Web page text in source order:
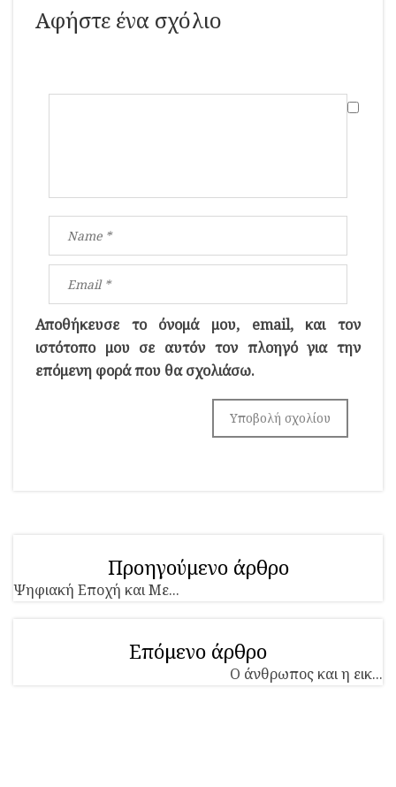
Αφήστε ένα σχόλιο
Αποθήκευσε το όνομά μου, email, και τον
ιστότοπο μου σε αυτόν τον πλοηγό για την
επόμενη φορά που θα σχολιάσω.
Προηγούμενο άρθρο
Ψηφιακή Εποχή και Με...
Επόμενο άρθρο
Ο άνθρωπος και η εικ...